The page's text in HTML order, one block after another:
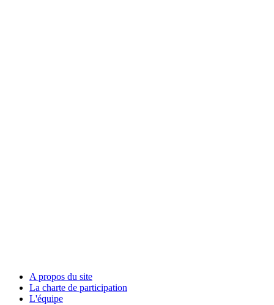
A propos du site
La charte de participation
L'équipe